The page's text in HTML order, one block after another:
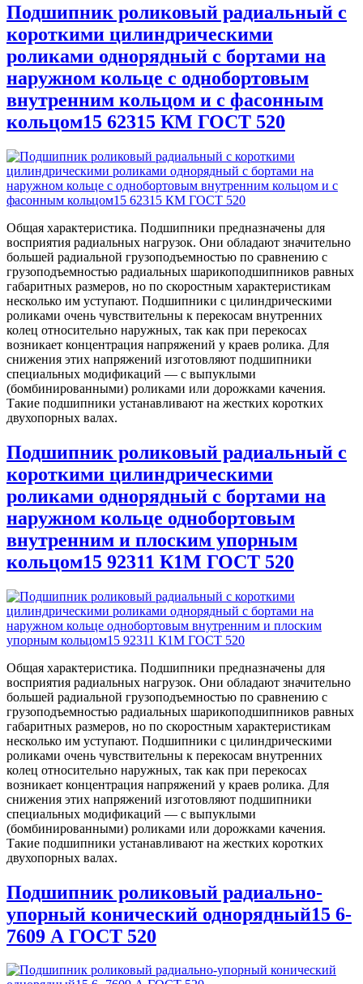
Подшипник роликовый радиальный с
короткими цилиндрическими
роликами однорядный с бортами на
наружном кольце с однобортовым
внутренним кольцом и с фасонным
кольцом15 62315 КМ ГОСТ 520
Общая характеристика. Подшипники предназначены для
восприятия радиальных нагрузок. Они обладают значительно
большей радиальной грузоподъемностью по сравнению с
грузоподъемностью радиальных шарикоподшипников равных
габаритных размеров, но по скоростным характеристикам
несколько им уступают. Подшипники с цилиндрическими
роликами очень чувствительны к перекосам внутренних
колец относительно наружных, так как при перекосах
возникает концентрация напряжений у краев ролика. Для
снижения этих напряжений изготовляют подшипники
специальных модификаций — с выпуклыми
(бомбинированными) роликами или дорожками качения.
Такие подшипники устанавливают на жестких коротких
двухопорных валах.
Подшипник роликовый радиальный с
короткими цилиндрическими
роликами однорядный с бортами на
наружном кольце однобортовым
внутренним и плоским упорным
кольцом15 92311 К1М ГОСТ 520
Общая характеристика. Подшипники предназначены для
восприятия радиальных нагрузок. Они обладают значительно
большей радиальной грузоподъемностью по сравнению с
грузоподъемностью радиальных шарикоподшипников равных
габаритных размеров, но по скоростным характеристикам
несколько им уступают. Подшипники с цилиндрическими
роликами очень чувствительны к перекосам внутренних
колец относительно наружных, так как при перекосах
возникает концентрация напряжений у краев ролика. Для
снижения этих напряжений изготовляют подшипники
специальных модификаций — с выпуклыми
(бомбинированными) роликами или дорожками качения.
Такие подшипники устанавливают на жестких коротких
двухопорных валах.
Подшипник роликовый радиально-
упорный конический однорядный15 6-
7609 А ГОСТ 520